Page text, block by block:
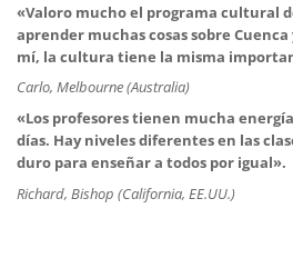
«Valoro mucho el programa cultural
aprender muchas cosas sobre
mí, la cultura tiene la misma
Carlo, Melbourne (Australia)
«Los profesores tienen mucha
días. Hay niveles diferentes en las
duro para enseñar a todos por igual».
Richard, Bishop (California, EE.UU.)